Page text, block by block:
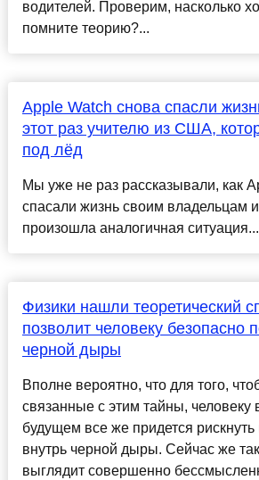
водителей. Проверим, насколько
помните теорию?...
Apple Watch снова спасли
этот раз учителю из США,
под лёд
Мы уже не раз рассказывали, как
спасали жизнь своим владельцам
произошла аналогичная
Физики нашли теоретический
позволит человеку безопасно
черной дыры
Вполне вероятно, что для того,
связанные с этим тайны, человеку
будущем все же придется рискнуть
внутрь черной дыры. Сейчас же
выглядит совершенно